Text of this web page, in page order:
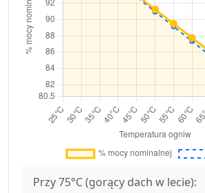
Przy 75°C (gorący dach w lecie):